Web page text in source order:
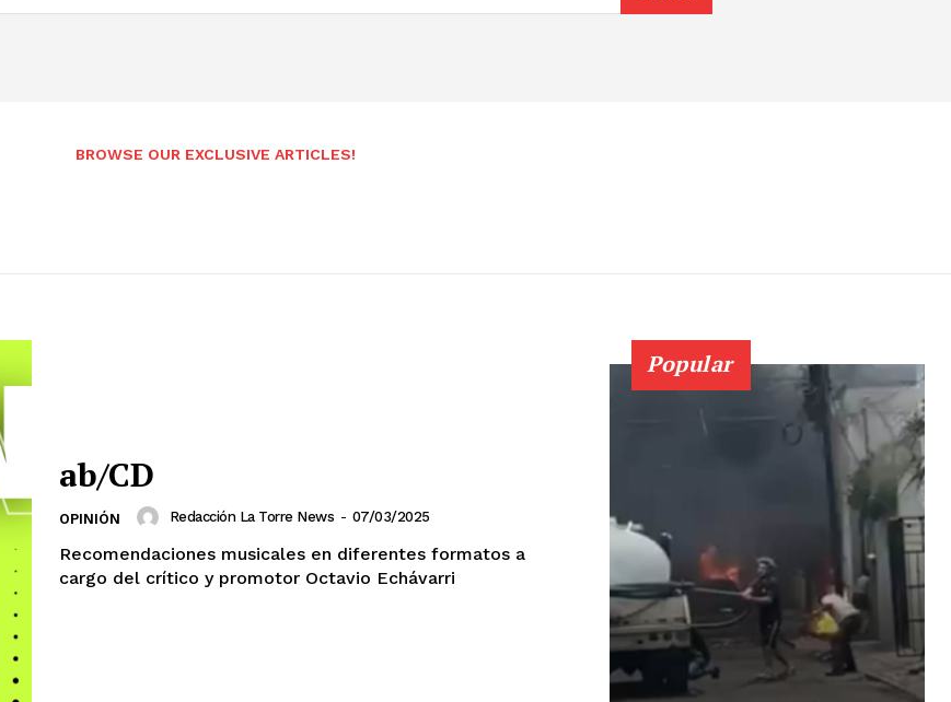
BROWSE OUR EXCLUSIVE ARTICLES!
ab/CD
OPINIÓN Redacción La Torre News - 07/03/2025
Recomendaciones musicales en diferentes formatos a
cargo del crítico y promotor Octavio Echávarri
Popular